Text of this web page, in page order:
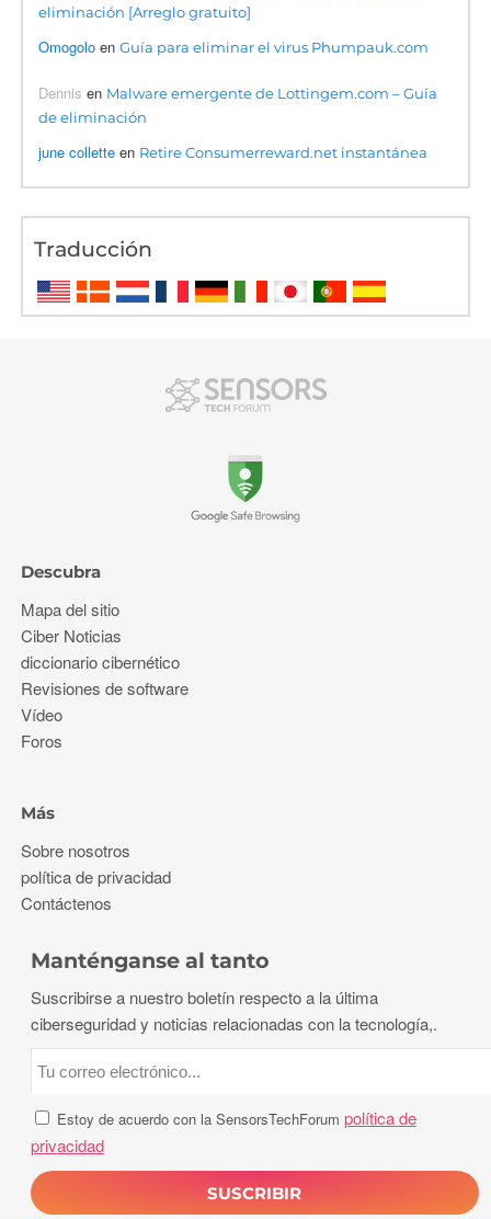
eliminación [Arreglo gratuito]
Omogolo enGuía para eliminar el virus Phumpauk.com
Dennis en Malware emergente de Lottingem.com – Guía
de eliminación
june collette en Retire Consumerreward.net instantánea
Traducción
Descubra
Mapa del sitio
Ciber Noticias
diccionario cibernético
Revisiones de software
Vídeo
Foros
Más
Sobre nosotros
política de privacidad
Contáctenos
Manténganse al tanto
Suscribirse a nuestro boletín respecto a la última
ciberseguridad y noticias relacionadas con la tecnología,.
Estoy de acuerdo con la SensorsTechForum política de
privacidad